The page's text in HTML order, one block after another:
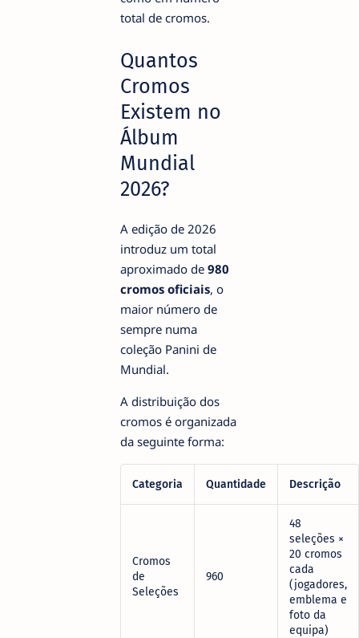
total de cromos.
Quantos
Cromos
Existem no
Álbum
Mundial
2026?
A edição de 2026
introduz um total
aproximado de 980
cromos oficiais, o
maior número de
sempre numa
coleção Panini de
Mundial.
A distribuição dos
cromos é organizada
da seguinte forma:
Categoria Quantidade Descrição
Cromos
de
Seleções
960
48
seleções ×
20 cromos
cada
(jogadores,
emblema e
foto da
equipa)